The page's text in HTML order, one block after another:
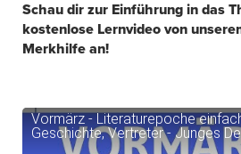
Schau dir zur Einführung in das
kostenlose Lernvideo von
Merkhilfe an!
Vormärz - Literaturepoche
Geschichte, Vertreter - Junges